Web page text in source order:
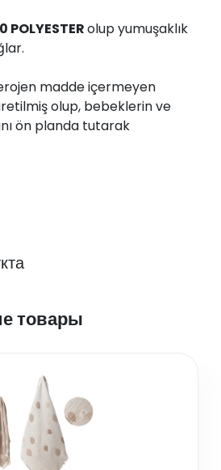
olup yumuşaklık
madde içermeyen
olup, bebeklerin ve
ön planda tutarak
товары